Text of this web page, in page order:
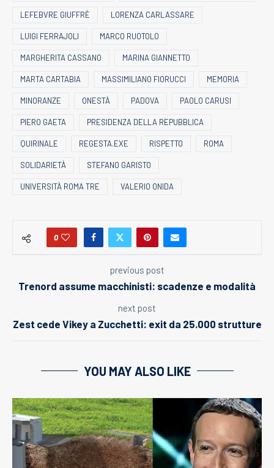
LEFEBVRE GIUFFRÈ LORENZA CARLASSARE
LUIGI FERRAJOLI MARCO RUOTOLO
MARGHERITA CASSANO MARINA GIANNETTO
MARTA CARTABIA MASSIMILIANO FIORUCCI MEMORIA
MINORANZE ONESTÀ PADOVA PAOLO CARUSI
PIERO GAETA PRESIDENZA DELLA REPUBBLICA
QUIRINALE REGESTA.EXE RISPETTO ROMA
SOLIDARIETÀ STEFANO GARISTO
UNIVERSITÀ ROMA TRE VALERIO ONIDA
0
previous post
Trenord assume macchinisti: scadenze e modalità
next post
Zest cede Vikey a Zucchetti: exit da 25.000 strutture
YOU MAY ALSO LIKE